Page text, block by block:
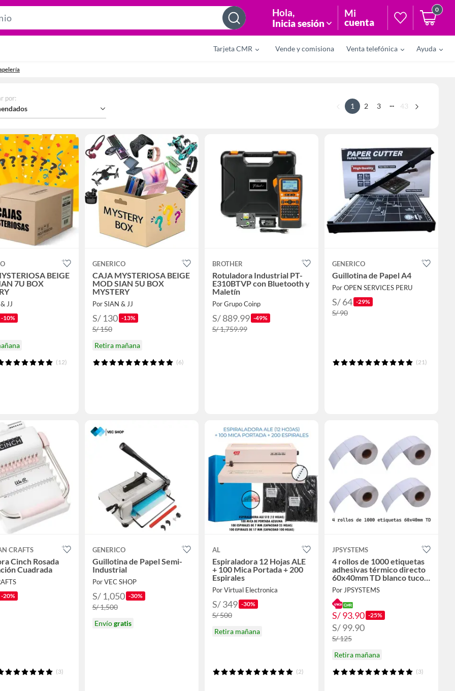
Bar
Hola,
Inicia sesión
Mi
cuenta
0
Tarjeta CMR Vende y comisiona Venta telefónica Ayuda
por:
1 2 3 ... 43
BEIGE
7U BOX
JJ
-10%
(12)
GENERICO
CAJA MYSTERIOSA BEIGE
MOD SIAN 5U BOX
MYSTERY
Por SIAN & JJ
S/ 130 -13%
S/ 150
Retira mañana
(6)
BROTHER
Rotuladora Industrial PT-
E310BTVP con Bluetooth y
Maletín
Por Grupo Coinp
S/ 889.99 -49%
S/ 1,759.99
GENERICO
Guillotina de Papel A4
Por OPEN SERVICES PERU
S/ 64 -29%
S/ 90
(21)
CRAFTS
Cinch Rosada
Cuadrada
-20%
(3)
GENERICO
Guillotina de Papel Semi-
Industrial
Por VEC SHOP
S/ 1,050 -30%
S/ 1,500
Envíogratis
AL
Espiraladora 12 Hojas ALE
+ 100 Mica Portada + 200
Espirales
Por Virtual Electronica
S/ 349 -30%
S/ 500
Retira mañana
(2)
JPSYSTEMS
4 rollos de 1000 etiquetas
adhesivas térmico directo
60x40mm TD blanco tuco 1
pulgada
Por JPSYSTEMS
S/ 93.90 -25%
S/ 99.90
S/ 125
Retira mañana
(3)